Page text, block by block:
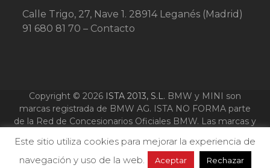
Calle Trigo, 27, Nave 1. 28914 Leganés (Madrid)
91 680 81 70 – Contacto
Copyright © 2026 ISTA 2013, S.L. BMW y MINI son
marcas registrada de BMW AG. ISTA NO FORMA parte
de la Red de Concesionarios Oficiales BMW. Las marcas y
marcas registradas de sus respectivos propietarios y se
utilizan solo a titulo ilustrativo.
Este sitio utiliza cookies para mejorar la experiencia de
navegación y uso de la web.
Aceptar Rechazar